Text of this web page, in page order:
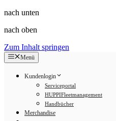
nach unten
nach oben
Zum Inhalt springen
Menü
Kundenlogin
Serviceportal
HUPPIFleetmanagement
Handbücher
Merchandise